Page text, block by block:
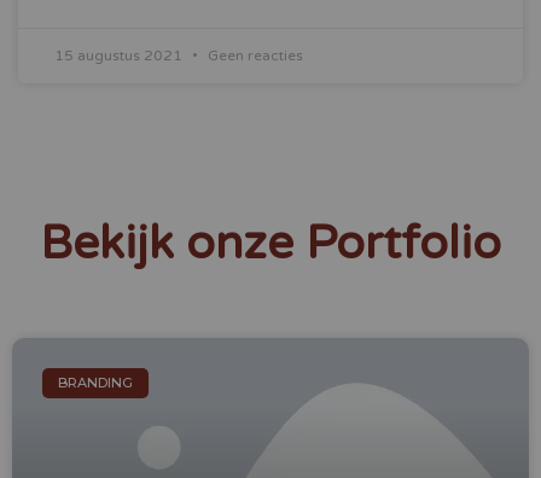
15 augustus 2021 Geen reacties
Bekijk onze Portfolio
BRANDING